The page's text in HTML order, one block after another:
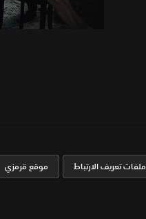
ملفات تعريف الارتباط موقع قرمزي